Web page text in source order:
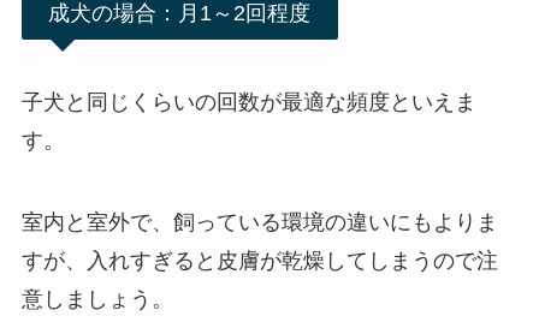
成犬の場合：月1～2回程度
子犬と同じくらいの回数が最適な頻度といえま
す。
室内と室外で、飼っている環境の違いにもよりま
すが、入れすぎると皮膚が乾燥してしまうので注
意しましょう。